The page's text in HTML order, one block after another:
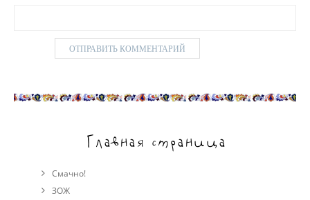
Главная страница
Смачно!
ЗОЖ